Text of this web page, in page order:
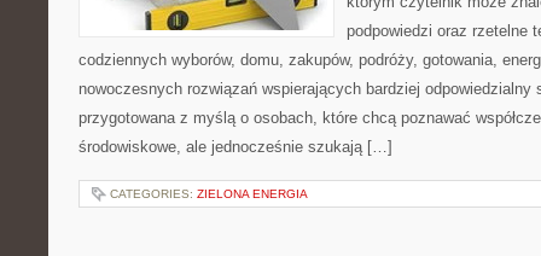
podpowiedzi oraz rzetelne
codziennych wyborów, domu, zakupów, podróży, gotowania,
nowoczesnych rozwiązań wspierających bardziej odpowiedzialny
przygotowana z myślą o osobach, które chcą poznawać
środowiskowe, ale jednocześnie szukają […]
CATEGORIES: ZIELONA ENERGIA